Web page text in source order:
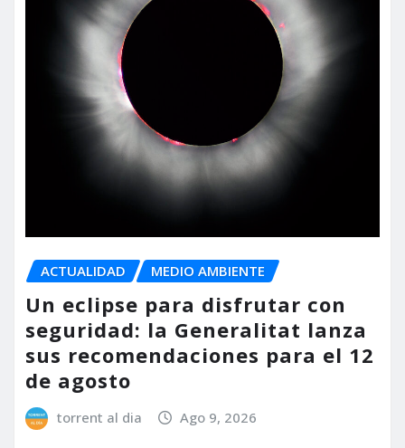
ACTUALIDAD MEDIO AMBIENTE
Un eclipse para disfrutar con
seguridad: la Generalitat lanza
sus recomendaciones para el 12
de agosto
torrent al dia Ago 9, 2026